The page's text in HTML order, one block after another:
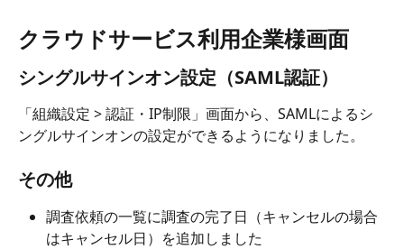
クラウドサービス利用企業様画面
シングルサインオン設定（SAML認証）
「組織設定 > 認証・IP制限」画面から、SAMLによるシ
ングルサインオンの設定ができるようになりました。
その他
調査依頼の一覧に調査の完了日（キャンセルの場合
はキャンセル日）を追加しました